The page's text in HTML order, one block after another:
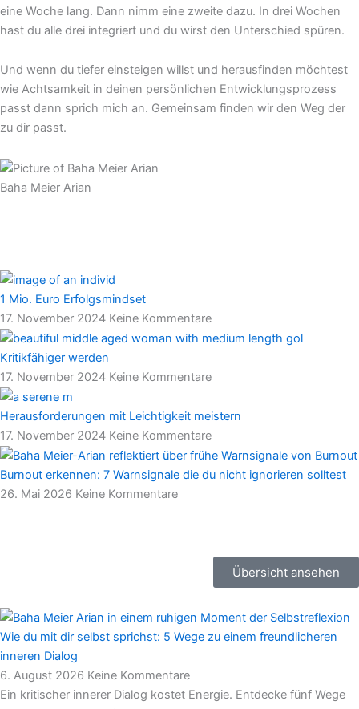
eine Woche lang. Dann nimm eine zweite dazu. In drei Wochen
hast du alle drei integriert und du wirst den Unterschied spüren.
Und wenn du tiefer einsteigen willst und herausfinden möchtest
wie Achtsamkeit in deinen persönlichen Entwicklungsprozess
passt dann sprich mich an. Gemeinsam finden wir den Weg der
zu dir passt.
Baha Meier Arian
1 Mio. Euro Erfolgsmindset
17. November 2024 Keine Kommentare
Kritikfähiger werden
17. November 2024 Keine Kommentare
Herausforderungen mit Leichtigkeit meistern
17. November 2024 Keine Kommentare
Burnout erkennen: 7 Warnsignale die du nicht ignorieren solltest
26. Mai 2026 Keine Kommentare
Übersicht ansehen
Wie du mit dir selbst sprichst: 5 Wege zu einem freundlicheren
inneren Dialog
6. August 2026 Keine Kommentare
Ein kritischer innerer Dialog kostet Energie. Entdecke fünf Wege